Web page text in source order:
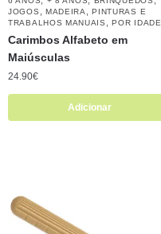
JOGOS MADEIRA ,PINTURAS E
TRABALHOS MANUAIS
,POR IDADE
Carimbos Alfabeto em
Maiúsculas
24.90€
Adicionar